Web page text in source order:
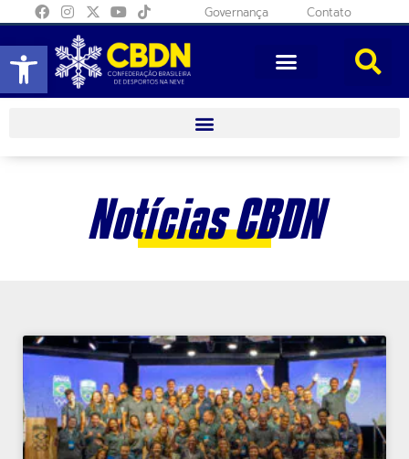
Abrir a barra de ferramentas
Governança Contato
Notícias CBDN